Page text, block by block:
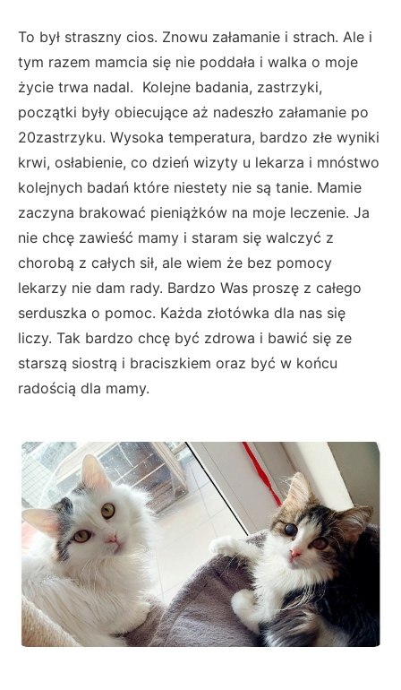
To był straszny cios. Znowu załamanie i strach. Ale i
tym razem mamcia się nie poddała i walka o moje
życie trwa nadal. Kolejne badania, zastrzyki,
początki były obiecujące aż nadeszło załamanie po
20zastrzyku. Wysoka temperatura, bardzo złe wyniki
krwi, osłabienie, co dzień wizyty u lekarza i mnóstwo
kolejnych badań które niestety nie są tanie. Mamie
zaczyna brakować pieniążków na moje leczenie. Ja
nie chcę zawieść mamy i staram się walczyć z
chorobą z całych sił, ale wiem że bez pomocy
lekarzy nie dam rady. Bardzo Was proszę z całego
serduszka o pomoc. Każda złotówka dla nas się
liczy. Tak bardzo chcę być zdrowa i bawić się ze
starszą siostrą i braciszkiem oraz być w końcu
radością dla mamy.